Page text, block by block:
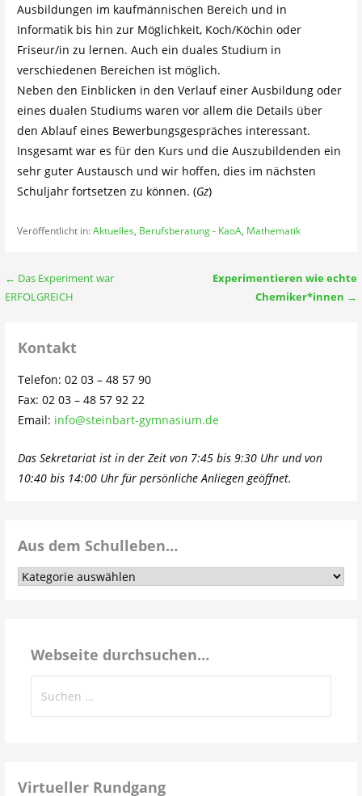
Ausbildungen im kaufmännischen Bereich und in
Informatik bis hin zur Möglichkeit, Koch/Köchin oder
Friseur/in zu lernen. Auch ein duales Studium in
verschiedenen Bereichen ist möglich.
Neben den Einblicken in den Verlauf einer Ausbildung oder
eines dualen Studiums waren vor allem die Details über
den Ablauf eines Bewerbungsgespräches interessant.
Insgesamt war es für den Kurs und die Auszubildenden ein
sehr guter Austausch und wir hoffen, dies im nächsten
Schuljahr fortsetzen zu können. (Gz)
Veröffentlicht in:Aktuelles, Berufsberatung - KaoA, Mathematik
Beitragsnavigation
← Das Experiment war
ERFOLGREICH
Experimentieren wie echte
Chemiker*innen →
Kontakt
Telefon: 02 03 – 48 57 90
Fax: 02 03 – 48 57 92 22
Email: info@steinbart-gymnasium.de
Das Sekretariat ist in der Zeit von 7:45 bis 9:30 Uhr und von
10:40 bis 14:00 Uhr für persönliche Anliegen geöffnet.
Aus dem Schulleben…
Aus
Webseite durchsuchen…
nach:
Virtueller Rundgang